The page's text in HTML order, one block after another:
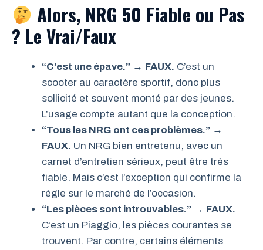
Alors, NRG 50 Fiable ou Pas
? Le Vrai/Faux
“C’est une épave.” → FAUX. C’est un
scooter au caractère sportif, donc plus
sollicité et souvent monté par des jeunes.
L’usage compte autant que la conception.
“Tous les NRG ont ces problèmes.” →
FAUX. Un NRG bien entretenu, avec un
carnet d’entretien sérieux, peut être très
fiable. Mais c’est l’exception qui confirme la
règle sur le marché de l’occasion.
“Les pièces sont introuvables.” → FAUX.
C’est un Piaggio, les pièces courantes se
trouvent. Par contre, certains éléments